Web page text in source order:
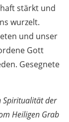
stärkt und
wurzelt.
und unser
Gott
Gesegnete
Spiritualität der
Heiligen Grab